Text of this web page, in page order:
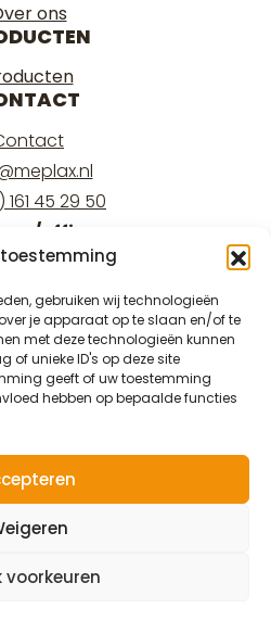
toestemming
gebruiken wij technologieën
je apparaat op te slaan en/of te
met deze technologieën kunnen
of unieke ID's op deze site
geeft of uw toestemming
hebben op bepaalde functies
voorkeuren
ons
161 45 29 50
office:
Krollaan 17
PT Gilze
warehouse:
Krollaan 15
PT Gilze
Meplax®
& Wettelijk